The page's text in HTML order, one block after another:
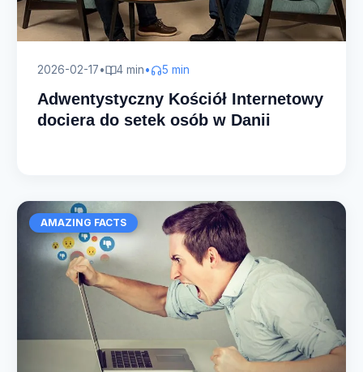
2026-02-17• 4 min• 5 min
Adwentystyczny Kościół Internetowy
dociera do setek osób w Danii
AMAZING FACTS